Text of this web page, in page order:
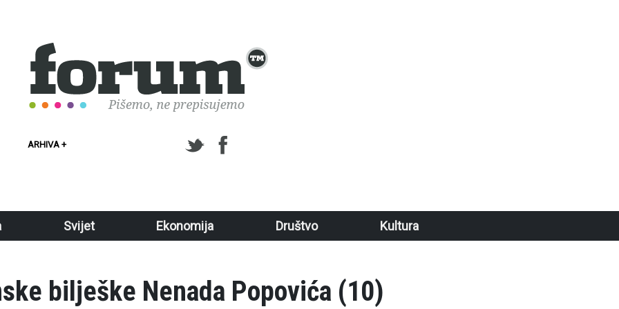
ARHIVA +
Svijet Ekonomija Društvo Kultura
bilješke Nenada Popovića (10)